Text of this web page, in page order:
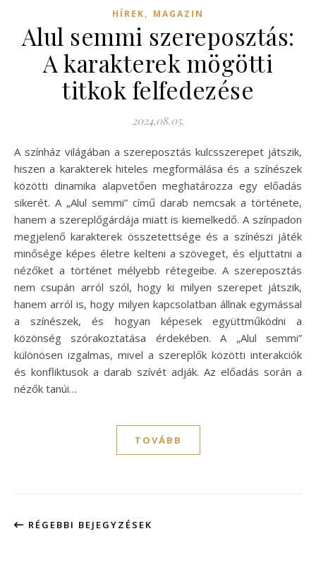
HÍREK, MAGAZIN
Alul semmi szereposztás:
A karakterek mögötti
titkok felfedezése
2024.08.05.
A színház világában a szereposztás kulcsszerepet játszik,
hiszen a karakterek hiteles megformálása és a színészek
közötti dinamika alapvetően meghatározza egy előadás
sikerét. A „Alul semmi” című darab nemcsak a története,
hanem a szereplőgárdája miatt is kiemelkedő. A színpadon
megjelenő karakterek összetettsége és a színészi játék
minősége képes életre kelteni a szöveget, és eljuttatni a
nézőket a történet mélyebb rétegeibe. A szereposztás
nem csupán arról szól, hogy ki milyen szerepet játszik,
hanem arról is, hogy milyen kapcsolatban állnak egymással
a színészek, és hogyan képesek együttműködni a
közönség szórakoztatása érdekében. A „Alul semmi”
különösen izgalmas, mivel a szereplők közötti interakciók
és konfliktusok a darab szívét adják. Az előadás során a
nézők tanúi…
TOVÁBB
RÉGEBBI BEJEGYZÉSEK